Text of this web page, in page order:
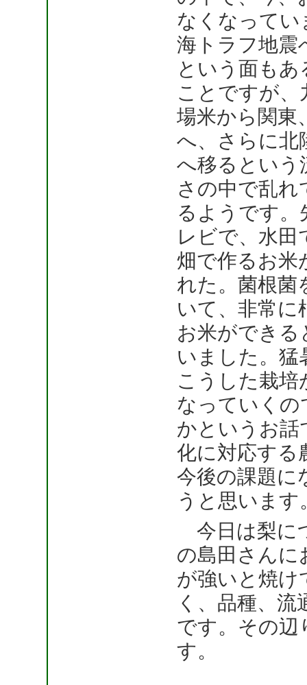
なくなってい
海トラフ地震
という面もあ
ことですが、
場米から関東
へ、さらに北
へ移るという
さの中で乱れ
るようです。
レビで、水田
畑で作るお米
れた。菌根菌
いて、非常に
お米ができる
いました。猛
こうした栽培
なっていくの
かというお話
化に対応する
今後の課題に
うと思います
今日は梨に
の島田さんに
が強いと焼け
く、品種、
です。その辺
す。